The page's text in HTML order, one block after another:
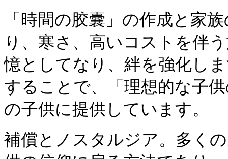
「時間の胶囊」の作成と家
り、寒さ、高いコストを伴
憶としてなり、絆を強化し
することで、「理想的な子
の子供に提供しています。
補償とノスタルジア。多く